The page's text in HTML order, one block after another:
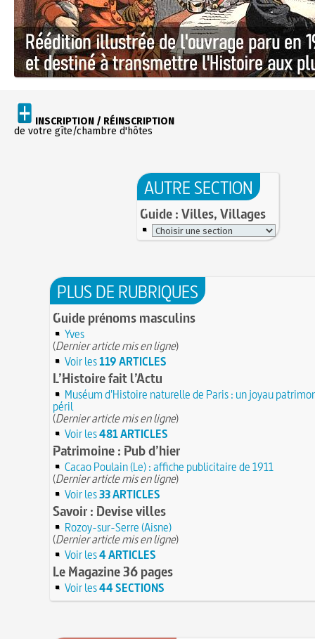
INSCRIPTION / RÉINSCRIPTION
de votre gîte/chambre d'hôtes
AUTRE SECTION
Guide : Villes, Villages
PLUS DE RUBRIQUES
Guide prénoms masculins
Yves
(Dernier article mis en ligne)
Voir les119 ARTICLES
L’Histoire fait l’Actu
Muséum d'Histoire naturelle de Paris : un joyau
péril
(Dernier article mis en ligne)
Voir les481 ARTICLES
Patrimoine : Pub d’hier
Cacao Poulain (Le) : affiche publicitaire de 1911
(Dernier article mis en ligne)
Voir les33 ARTICLES
Savoir : Devise villes
Rozoy-sur-Serre (Aisne)
(Dernier article mis en ligne)
Voir les4 ARTICLES
Le Magazine 36 pages
Voir les44 SECTIONS